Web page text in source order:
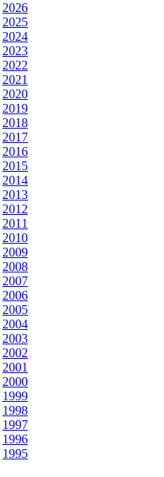
2026
2025
2024
2023
2022
2021
2020
2019
2018
2017
2016
2015
2014
2013
2012
2011
2010
2009
2008
2007
2006
2005
2004
2003
2002
2001
2000
1999
1998
1997
1996
1995